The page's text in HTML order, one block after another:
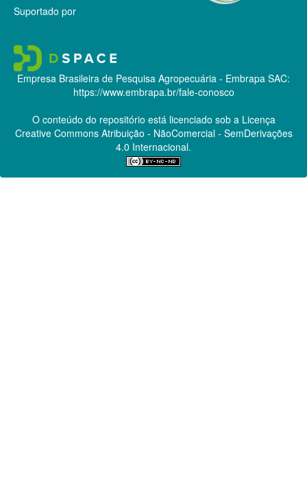
Suportado por
Empresa Brasileira de Pesquisa Agropecuária - Embrapa SAC:
https://www.embrapa.br/fale-conosco
O conteúdo do repositório está licenciado sob a Licença
Creative CommonsAtribuição - NãoComercial - SemDerivações
4.0 Internacional.